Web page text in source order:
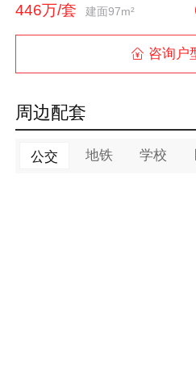
446万/套 建面97m²
 咨询户
周边配套
公交 地铁 学校